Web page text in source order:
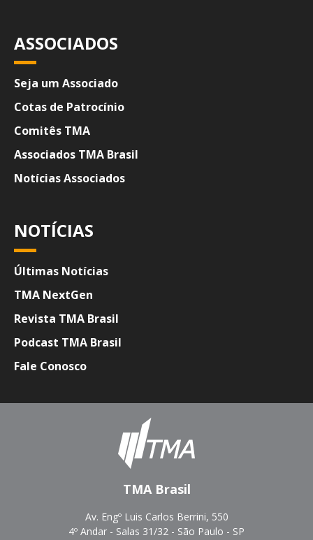
ASSOCIADOS
Seja um Associado
Cotas de Patrocínio
Comitês TMA
Associados TMA Brasil
Notícias Associados
NOTÍCIAS
Últimas Notícias
TMA NextGen
Revista TMA Brasil
Podcast TMA Brasil
Fale Conosco
TMA Brasil
Av. Engº Luis Carlos Berrini, 550
4º Andar - Salas 31/32 - São Paulo - SP